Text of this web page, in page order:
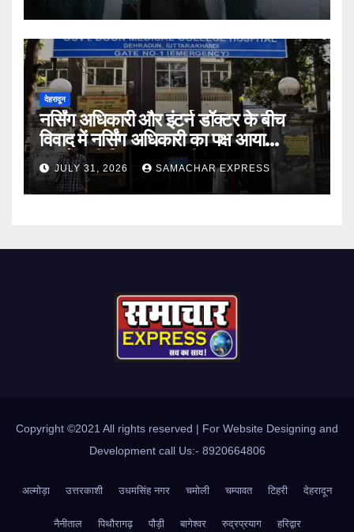
देहरादून
नर्सिंग अधिकारी और इंटर्न डॉक्टर के बीच
विवाद में नर्सिंग अधिकारी का पक्ष आया
सामने,करी निष्पक्ष जांच की मांग
JULY 31, 2026 SAMACHAR EXPRESS
Copyright ©2021 All rights reserved | For Website Designing and
Development call Us:- 8920664806
अल्मोड़ा उत्तरकाशी उधमसिंह नगर चमोली चम्पावत टिहरी देहरादून
नैनीताल पिथौरागढ़ पौड़ी बागेश्वर रुद्रप्रयाग हरिद्वार